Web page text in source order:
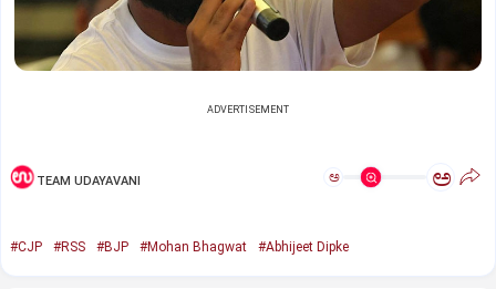
ADVERTISEMENT
TEAM UDAYAVANI ಅ ಅ
#CJP #RSS #BJP #Mohan Bhagwat #Abhijeet Dipke